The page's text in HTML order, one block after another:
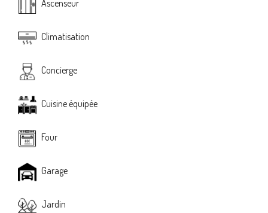
Ascenseur
Climatisation
Concierge
Cuisine équipée
Four
Garage
Jardin